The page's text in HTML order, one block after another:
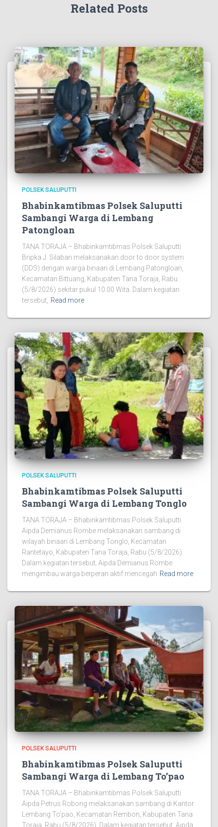
Related Posts
POLSEK SALUPUTTI
Bhabinkamtibmas Polsek Saluputti
Sambangi Warga di Lembang
Patongloan
TANA TORAJA – Bhabinkamtibmas Polsek Saluputti
Bripka J. Silaban melaksanakan door to door system
(DDS) dengan warga binaan di Lembang Patongloan,
Kecamatan Bittuang, Kabupaten Tana Toraja, Rabu
(5/8/2026) sekitar pukul 10.00 Wita. Dalam kegiatan
tersebut, Read more
POLSEK SALUPUTTI
Bhabinkamtibmas Polsek Saluputti
Sambangi Warga di Lembang Tonglo
TANA TORAJA – Bhabinkamtibmas Polsek Saluputti
Aipda Demianus Rombe melaksanakan sambang di
wilayah binaan di Lembang Tonglo, Kecamatan
Rantetayo, Kabupaten Tana Toraja, Rabu (5/8/2026).
Dalam kegiatan tersebut, Aipda Demianus Rombe
mengimbau warga berperan aktif mencegah Read more
POLSEK SALUPUTTI
Bhabinkamtibmas Polsek Saluputti
Sambangi Warga di Lembang To’pao
TANA TORAJA – Bhabinkamtibmas Polsek Saluputti
Aipda Petrus Robong melaksanakan sambang di Kantor
Lembang To’pao, Kecamatan Rembon, Kabupaten Tana
Toraja, Rabu (5/8/2026). Dalam kegiatan tersebut, Aipda